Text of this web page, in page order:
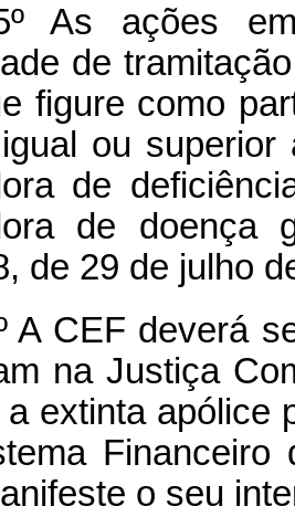
As ações
de
figure como
ou
de
de doença
de 29 de julho
A CEF deverá
na Justiça
a extinta apólice
o seu